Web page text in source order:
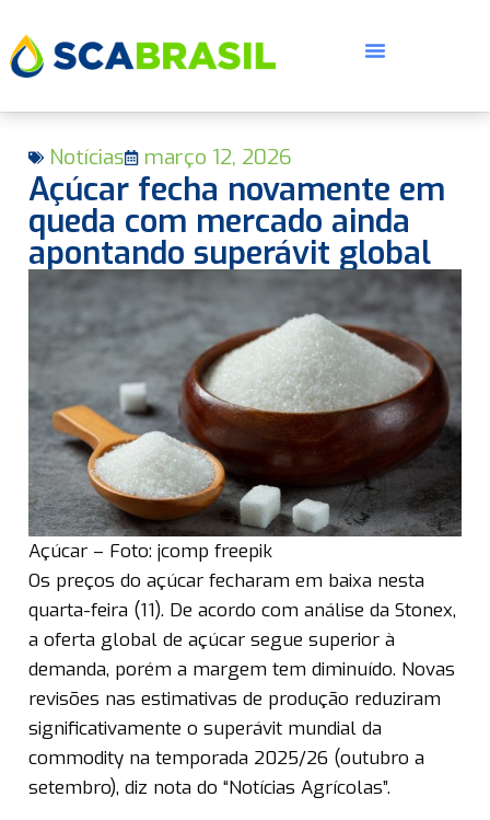
Notícias março 12, 2026
Açúcar fecha novamente em
queda com mercado ainda
apontando superávit global
Açúcar – Foto: jcomp freepik
Os preços do açúcar fecharam em baixa nesta
quarta-feira (11). De acordo com análise da Stonex,
a oferta global de açúcar segue superior à
demanda, porém a margem tem diminuído. Novas
revisões nas estimativas de produção reduziram
significativamente o superávit mundial da
commodity na temporada 2025/26 (outubro a
setembro), diz nota do “Notícias Agrícolas”.